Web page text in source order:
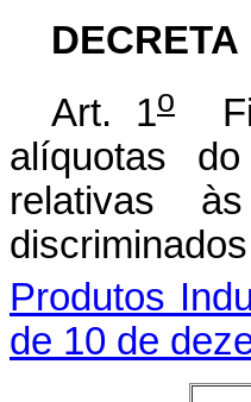
DECRETA
Art. 1o
alíquotas
relativas
Produtos
de 10 de